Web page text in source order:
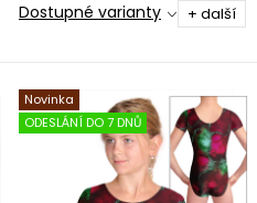
Dostupné varianty + další
Novinka
ODESLÁNÍ DO 7 DNŮ